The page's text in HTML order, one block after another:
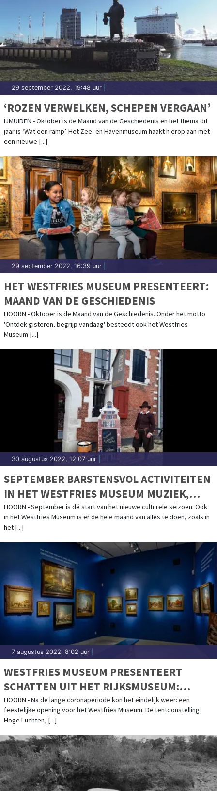
29 september 2022, 19:48 uur
‘ROZEN VERWELKEN, SCHEPEN VERGAAN’
IJMUIDEN - Oktober is de Maand van de Geschiedenis en het thema dit
jaar is ‘Wat een ramp’. Het Zee- en Havenmuseum haakt hierop aan met
een nieuwe [...]
29 september 2022, 16:39 uur
HET WESTFRIES MUSEUM PRESENTEERT:
MAAND VAN DE GESCHIEDENIS
HOORN - Oktober is de Maand van de Geschiedenis. Onder het motto
'Ontdek gisteren, begrijp vandaag' besteedt ook het Westfries
Museum [...]
30 augustus 2022, 12:07 uur
SEPTEMBER BARSTENSVOL ACTIVITEITEN
IN HET WESTFRIES MUSEUM MUZIEK,
HOGE LUCHTEN ÉN EEN KIJKJE IN DE
TOEKOMST
HOORN - September is dé start van het nieuwe culturele seizoen. Ook
in het Westfries Museum is er de hele maand van alles te doen, zoals in
het [...]
7 augustus 2022, 8:02 uur
WESTFRIES MUSEUM PRESENTEERT
SCHATTEN UIT HET RIJKSMUSEUM:
TENTOONSTELLING HOGE LUCHTEN VAN
START
HOORN - Na de lange coronaperiode kon het eindelijk weer: een
feestelijke opening voor het Westfries Museum. De tentoonstelling
Hoge Luchten, [...]